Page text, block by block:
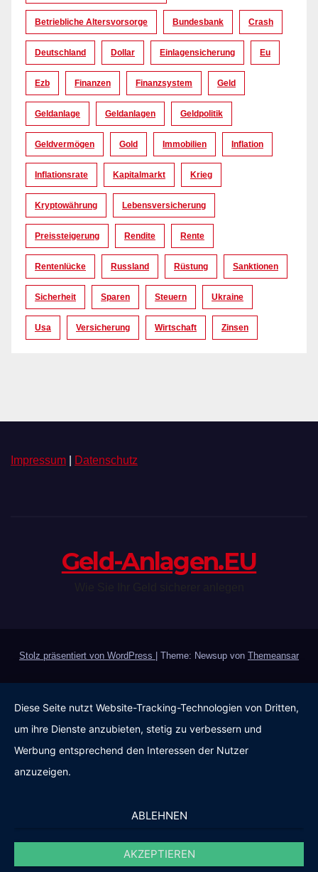
Betriebliche Altersvorsorge Bundesbank Crash
Deutschland Dollar Einlagensicherung Eu
Ezb Finanzen Finanzsystem Geld
Geldanlage Geldanlagen Geldpolitik
Geldvermögen Gold Immobilien Inflation
Inflationsrate Kapitalmarkt Krieg
Kryptowährung Lebensversicherung
Preissteigerung Rendite Rente
Rentenlücke Russland Rüstung Sanktionen
Sicherheit Sparen Steuern Ukraine
Usa Versicherung Wirtschaft Zinsen
Impressum Datenschutz
Geld-Anlagen.EU
Stolz präsentiert von WordPress Theme: Newsup von Themeansar
Diese Seite nutzt Website-Tracking-Technologien von Dritten,
um ihre Dienste anzubieten, stetig zu verbessern und
Werbung entsprechend den Interessen der Nutzer
anzuzeigen.
ABLEHNEN
AKZEPTIEREN